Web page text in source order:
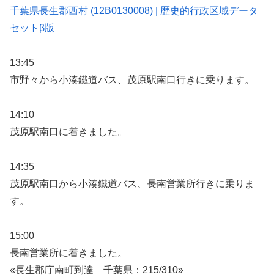
千葉県長生郡西村 (12B0130008) | 歴史的行政区域データ
セットβ版
13:45
市野々から小湊鐵道バス、茂原駅南口行きに乗ります。
14:10
茂原駅南口に着きました。
14:35
茂原駅南口から小湊鐵道バス、長南営業所行きに乗りま
す。
15:00
長南営業所に着きました。
«長生郡庁南町到達 千葉県：215/310»